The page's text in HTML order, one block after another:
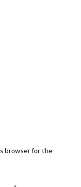
browser for the